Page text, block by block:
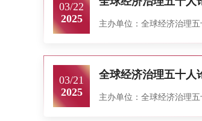
03/22
2025
主办单位：全球经济治理
03/21
2025
全球经济治理五十人
主办单位：全球经济治理